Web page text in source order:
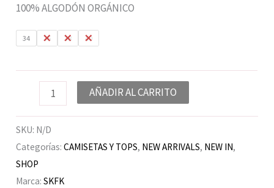
100% ALGODÓN ORGÁNICO
34 36 38 40
AÑADIR AL CARRITO
SKU: N/D
Categorías:CAMISETAS Y TOPS, NEW ARRIVALS, NEW IN,
SHOP
Marca:SKFK